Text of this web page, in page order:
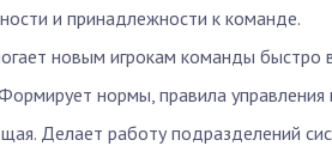
и принадлежности к команде.
новым игрокам команды быстро
нормы, правила
Делает работу подразделений